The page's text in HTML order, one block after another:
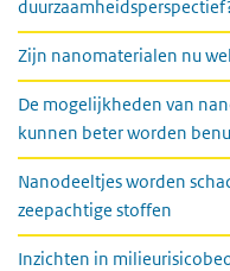
Zijn nanomaterialen nu
De mogelijkheden van
kunnen beter worden
Nanodeeltjes worden
zeepachtige stoffen
Inzichten in